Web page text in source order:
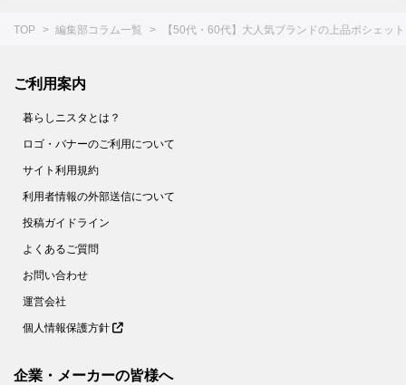
TOP 編集部コラム一覧 【50代・60代】大人気ブランドの上品ポシェ
ご利用案内
暮らしニスタとは？
ロゴ・バナーのご利用について
サイト利用規約
利用者情報の外部送信について
投稿ガイドライン
よくあるご質問
お問い合わせ
運営会社
個人情報保護方針
企業・メーカーの皆様へ